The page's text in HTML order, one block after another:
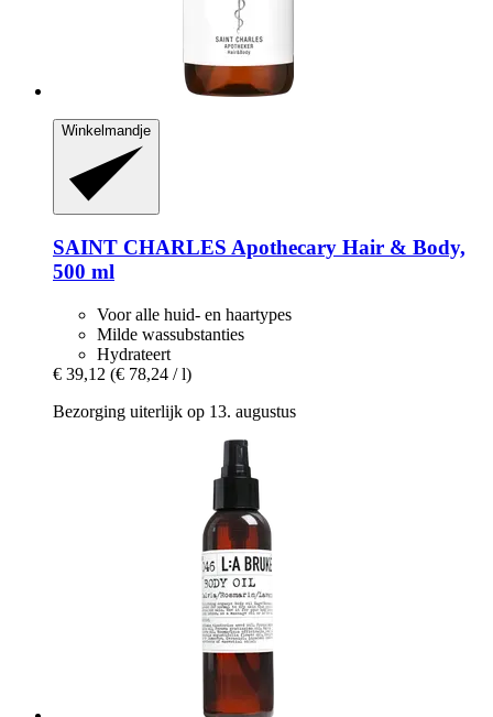
Winkelmandje
SAINT CHARLES Apothecary Hair & Body,
500 ml
Voor alle huid- en haartypes
Milde wassubstanties
Hydrateert
€ 39,12 (€ 78,24 / l)
Bezorging uiterlijk op 13. augustus